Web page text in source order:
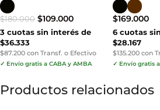
$180.000 $109.000
3 cuotas sin interés de
$36.333
$87.200 con Transf. o Efectivo
✓ Envío gratis a CABA y AMBA
$169.000
6 cuotas
$28.167
$135.200 con
✓ Envío gratis
Productos relacionados